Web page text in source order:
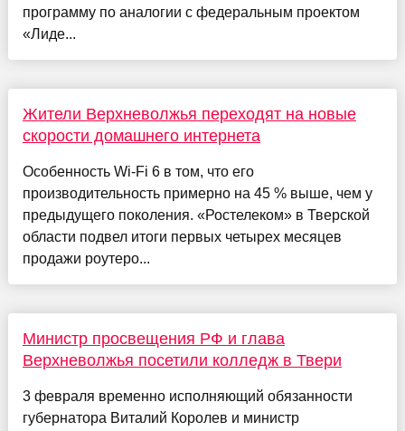
программу по аналогии с федеральным проектом
«Лиде...
Жители Верхневолжья переходят на новые
скорости домашнего интернета
Особенность Wi-Fi 6 в том, что его
производительность примерно на 45 % выше, чем у
предыдущего поколения. «Ростелеком» в Тверской
области подвел итоги первых четырех месяцев
продажи роутеро...
Министр просвещения РФ и глава
Верхневолжья посетили колледж в Твери
3 февраля временно исполняющий обязанности
губернатора Виталий Королев и министр